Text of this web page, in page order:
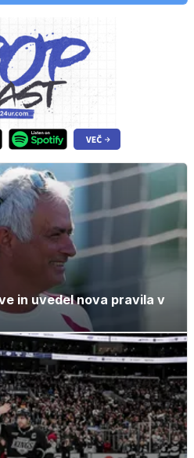
in uvedel nova pravila v